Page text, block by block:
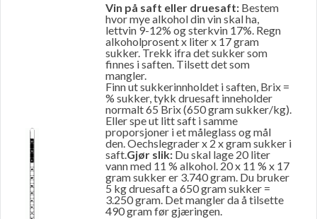
Vin på saft eller druesaft: Bestem
hvor mye alkohol din vin skal ha,
lettvin 9-12% og sterkvin 17%. Regn
alkoholprosent x liter x 17 gram
sukker. Trekk ifra det sukker som
finnes i saften. Tilsett det som
mangler.
Finn ut sukkerinnholdet i saften, Brix =
% sukker, tykk druesaft inneholder
normalt 65 Brix (650 gram sukker/kg).
Eller spe ut litt saft i samme
proporsjoner i et måleglass og mål
den. Oechslegrader x 2 x gram sukker i
saft.Gjør slik: Du skal lage 20 liter
vann med 11 % alkohol. 20 x 11 % x 17
gram sukker er 3.740 gram. Du bruker
5 kg druesaft a 650 gram sukker =
3.250 gram. Det mangler da å tilsette
490 gram før gjæringen.